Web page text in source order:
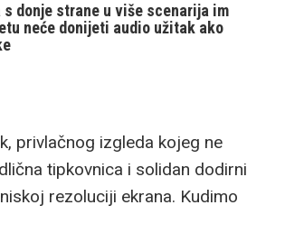
donje strane u više scenarija im
neće donijeti audio užitak ako
privlačnog izgleda kojeg ne
tipkovnica i solidan dodirni
rezoluciji ekrana. Kudimo